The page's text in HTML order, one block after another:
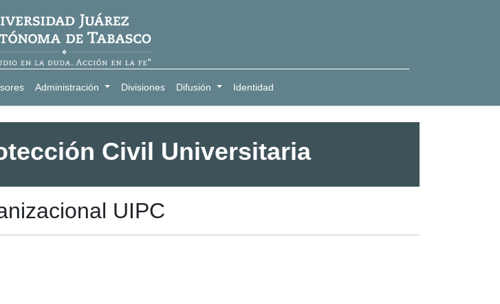
Administración Divisiones Difusión Identidad
Civil Universitaria
UIPC